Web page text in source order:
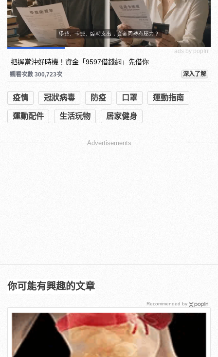
ads by popIn
把握當沖好時機！資金「9597借錢網」先借你
觀看次數 300,723次 深入了解
疫情 冠狀病毒 防疫 口罩 運動指南
運動配件 生活玩物 居家健身
Advertisements
你可能有興趣的文章
Recommended by